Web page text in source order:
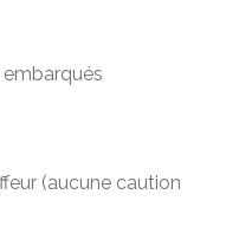
embarqués
(aucune caution